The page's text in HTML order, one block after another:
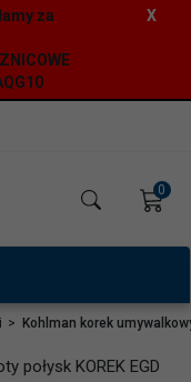
za
X
0
Kohlman korek
połysk KOREK EGD